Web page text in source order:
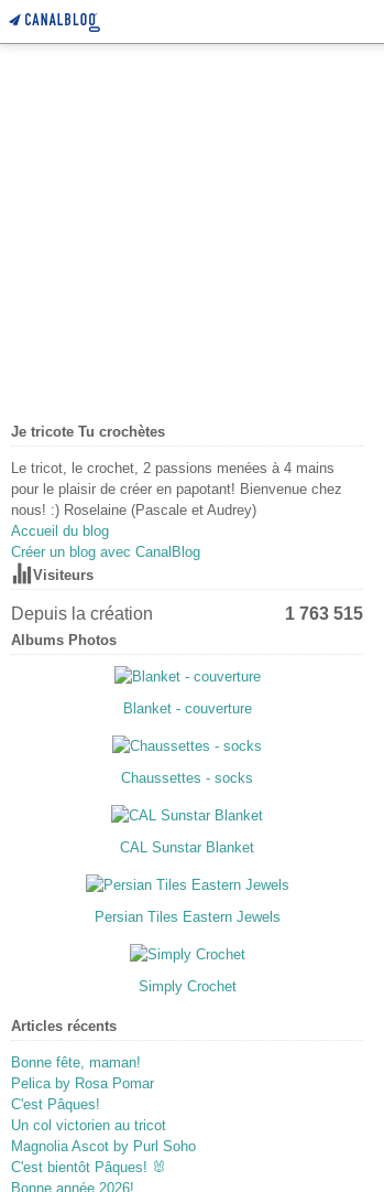
Je tricote Tu crochètes
Le tricot, le crochet, 2 passions menées à 4 mains
pour le plaisir de créer en papotant! Bienvenue chez
nous! :) Roselaine (Pascale et Audrey)
Accueil du blog
Créer un blog avec CanalBlog
Visiteurs
Depuis la création 1 763 515
Albums Photos
Blanket - couverture
Chaussettes - socks
CAL Sunstar Blanket
Persian Tiles Eastern Jewels
Simply Crochet
Articles récents
Bonne fête, maman!
Pelica by Rosa Pomar
C'est Pâques!
Un col victorien au tricot
Magnolia Ascot by Purl Soho
C'est bientôt Pâques! 🐰
Bonne année 2026!